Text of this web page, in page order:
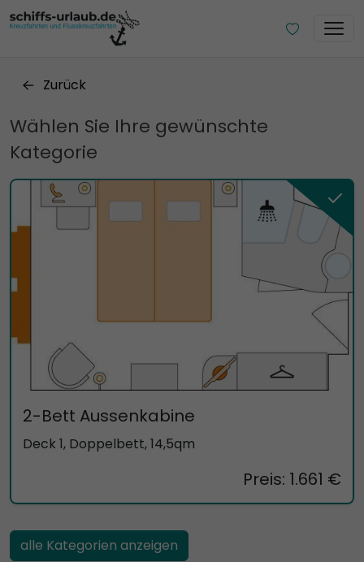
Zurück
Wählen Sie Ihre gewünschte
Kategorie
2-Bett Aussenkabine
Deck 1, Doppelbett, 14,5qm
Preis: 1.661 €
alle Kategorien anzeigen